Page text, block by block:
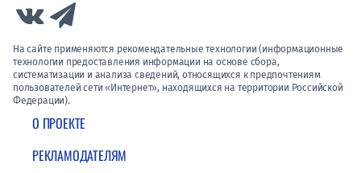
О ПРОЕКТЕ
РЕКЛАМОДАТЕЛЯМ
Link to Vk
На сайте применяются рекомендательные технологии (информационные
технологии предоставления информации на основе сбора,
систематизации и анализа сведений, относящихся к предпочтениям
пользователей сети «Интернет», находящихся на территории Российской
Федерации).